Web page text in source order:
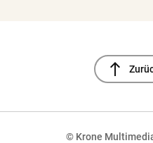
north
© Krone